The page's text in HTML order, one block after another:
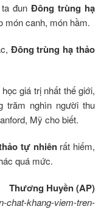
đun Đông trùng hạ
món canh, món hầm.
Đông trùng hạ thảo
giá trị nhất thế giới,
trăm nghìn người thu
Mỹ cho biết.
tự nhiênrất hiếm,
quá mức.
Thương Huyền (AP)
chat-khang-viem-tren-